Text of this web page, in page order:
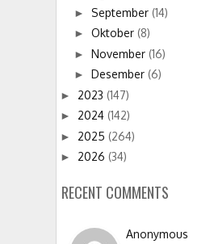
► September (14)
► Oktober (8)
► November (16)
► Desember (6)
► 2023 (147)
► 2024 (142)
► 2025 (264)
► 2026 (34)
RECENT COMMENTS
Anonymous